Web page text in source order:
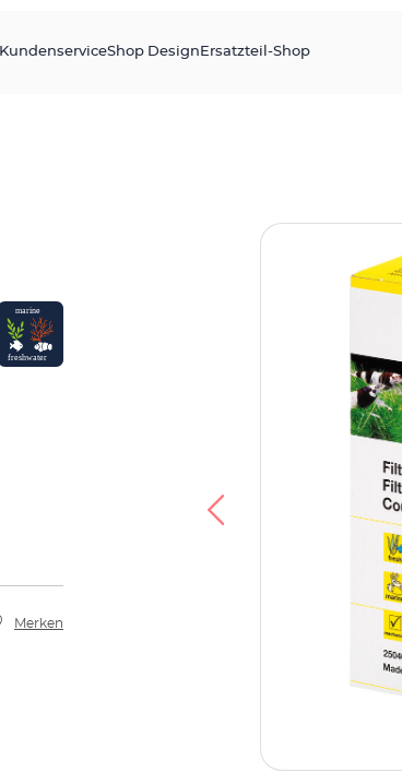
KundenserviceShop Design Ersatzteil-Shop
Merken